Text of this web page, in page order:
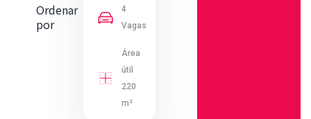
Ordenar
por
4
Vagas
Área
útil
220
m²